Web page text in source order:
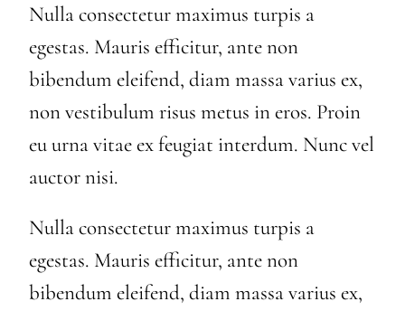
Nulla consectetur maximus turpis a
egestas. Mauris efficitur, ante non
bibendum eleifend, diam massa varius ex,
non vestibulum risus metus in eros. Proin
eu urna vitae ex feugiat interdum. Nunc vel
auctor nisi.
Nulla consectetur maximus turpis a
egestas. Mauris efficitur, ante non
bibendum eleifend, diam massa varius ex,